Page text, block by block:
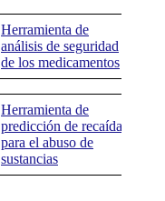
Herramienta de
análisis de seguridad
de los medicamentos
Herramienta de
predicción de recaídas
para el abuso de
sustancias